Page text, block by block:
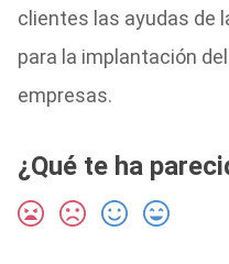
clientes las ayudas de
para la implantación
empresas.
¿Qué te ha